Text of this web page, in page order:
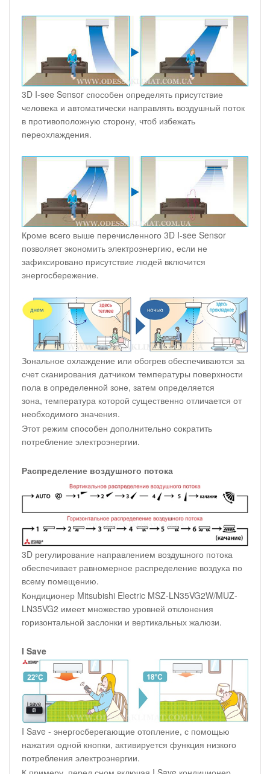
3D I-see Sensor способен определять присутствие
человека и автоматически направлять воздушный поток
в противоположную сторону, чтоб избежать
переохлаждения.
Кроме всего выше перечисленного 3D I-see Sensor
позволяет экономить электроэнергию, если не
зафиксировано присутствие людей включится
энергосбережение.
Зональное охлаждение или обогрев обеспечиваются за
счет сканирования датчиком температуры поверхности
пола в определенной зоне, затем определяется
зона, температура которой существенно отличается от
необходимого значения.
Этот режим способен дополнительно сократить
потребление электроэнергии.
Распределение воздушного потока
3D регулирование направлением воздушного потока
обеспечивает равномерное распределение воздуха по
всему помещению.
Кондиционер Mitsubishi Electric MSZ-LN35VG2W/MUZ-
LN35VG2 имеет множество уровней отклонения
горизонтальной заслонки и вертикальных жалюзи.
I Save
I Save - энергосберегающие отопление, с помощью
нажатия одной кнопки, активируется функция низкого
потребления электроэнергии.